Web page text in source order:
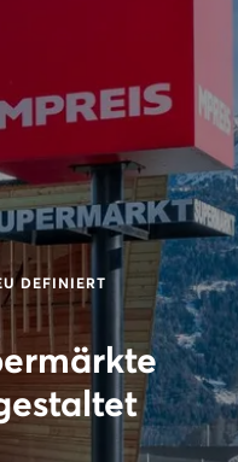
DEFINIERT